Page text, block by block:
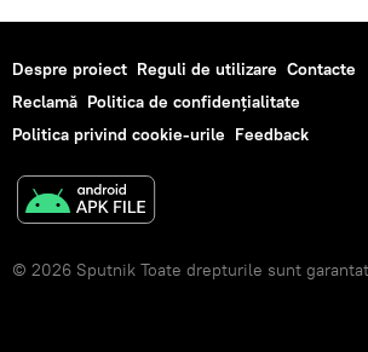
Despre proiect Reguli de utilizare Contacte
Reclamă Politica de confidențialitate
Politica privind cookie-urile Feedback
© 2026 Sputnik Toate drepturile sunt